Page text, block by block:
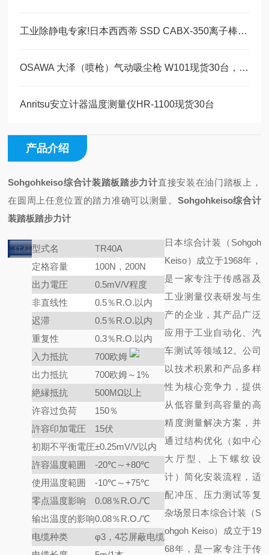
工业除静电专家!日本西西蒂 SSD CABX-350离子棒为何成刚需?
OSAWA 大泽（喷枪）气动吸尘枪 W101现货30台，美萨科技现货系列
Anritsu安立计器温度测量仪HR-1100现货30台
产品介绍
Sohgohkeiso综合计装踏板踏步力计直接安装在油门踏板上，
在圆周上任意位置的踏力准确可以测量。 Sohgohkeiso综合计
装踏板踏步力计
仕様型式名
TR40A
定格容量
100N，200N
出力電圧
0.5mV/V程度
非直线性
0.5％R.O.以内
迟滞
0.5％R.O.以内
重复性
0.3％R.O.以内
入力抵抗
700欧姆
出力抵抗
700欧姆～1%
絶縁抵抗
500MΩ以上
许容过负荷
150％
許容印加電圧
15伏
初期不平衡電圧±0.25mV/V以内
許容温度範囲
-20℃～+80℃
使用温度範囲
-10℃～+75℃
零点温度影响
0.08％R.O./℃
输出温度的影响0.08％R.O./℃
电缆种类
φ3，4芯屏蔽电缆
日本综合计装（Sohgoh
Keiso）成立于1968年，
是一家专注于传感器及
工业测量仪表研发与生
产的企业，其产品广泛
应用于工业自动化、汽
车测试等领域12。公司
以技术积累和产品多样
性为核心竞争力，提供
从低容量到高容量的高
精度测量解决方案，并
通过结构优化（如中心
大厅型、上下螺纹设
计）简化安装流程，适
配冲压、压力测试等复
杂场景日本综合计装（S
ohgoh Keiso）成立于19
68年，是一家专注于传